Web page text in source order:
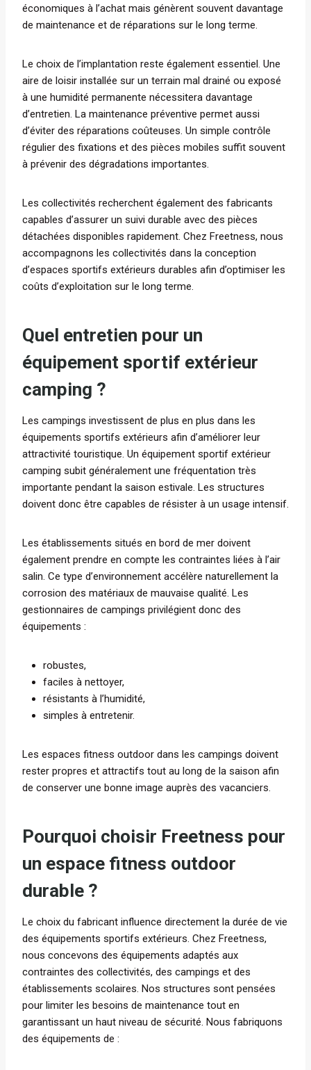
économiques à l’achat mais génèrent souvent davantage
de maintenance et de réparations sur le long terme.
Le choix de l’implantation reste également essentiel. Une
aire de loisir installée sur un terrain mal drainé ou exposé
à une humidité permanente nécessitera davantage
d’entretien. La maintenance préventive permet aussi
d’éviter des réparations coûteuses. Un simple contrôle
régulier des fixations et des pièces mobiles suffit souvent
à prévenir des dégradations importantes.
Les collectivités recherchent également des fabricants
capables d’assurer un suivi durable avec des pièces
détachées disponibles rapidement. Chez Freetness, nous
accompagnons les collectivités dans la conception
d’espaces sportifs extérieurs durables afin d’optimiser les
coûts d’exploitation sur le long terme.
Quel entretien pour un
équipement sportif extérieur
camping ?
Les campings investissent de plus en plus dans les
équipements sportifs extérieurs afin d’améliorer leur
attractivité touristique. Un équipement sportif extérieur
camping subit généralement une fréquentation très
importante pendant la saison estivale. Les structures
doivent donc être capables de résister à un usage intensif.
Les établissements situés en bord de mer doivent
également prendre en compte les contraintes liées à l’air
salin. Ce type d’environnement accélère naturellement la
corrosion des matériaux de mauvaise qualité. Les
gestionnaires de campings privilégient donc des
équipements :
robustes,
faciles à nettoyer,
résistants à l’humidité,
simples à entretenir.
Les espaces fitness outdoor dans les campings doivent
rester propres et attractifs tout au long de la saison afin
de conserver une bonne image auprès des vacanciers.
Pourquoi choisir Freetness pour
un espace fitness outdoor
durable ?
Le choix du fabricant influence directement la durée de vie
des équipements sportifs extérieurs. Chez Freetness,
nous concevons des équipements adaptés aux
contraintes des collectivités, des campings et des
établissements scolaires. Nos structures sont pensées
pour limiter les besoins de maintenance tout en
garantissant un haut niveau de sécurité. Nous fabriquons
des équipements de :